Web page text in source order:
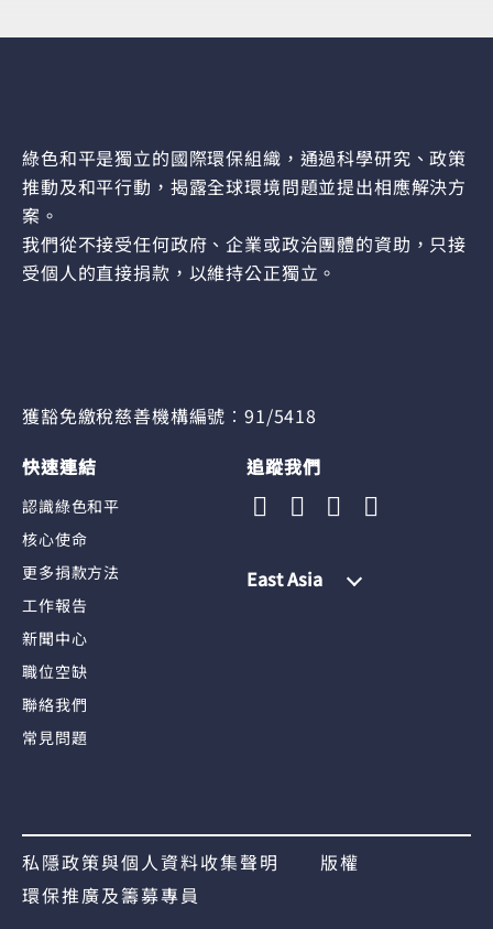
綠色和平是獨立的國際環保組織，通過科學研究、政策
推動及和平行動，揭露全球環境問題並提出相應解決方
案。
我們從不接受任何政府、企業或政治團體的資助，只接
受個人的直接捐款，以維持公正獨立。
獲豁免繳稅慈善機構編號︰91/5418
快速連結
認識綠色和平
核心使命
更多捐款方法
工作報告
新聞中心
職位空缺
聯絡我們
常見問題
追蹤我們
East Asia
私隱政策與個人資料收集聲明
版權
環保推廣及籌募專員